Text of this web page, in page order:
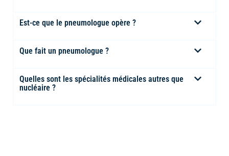
Est-ce que le pneumologue opère ?
Que fait un pneumologue ?
Quelles sont les spécialités médicales autres que
nucléaire ?